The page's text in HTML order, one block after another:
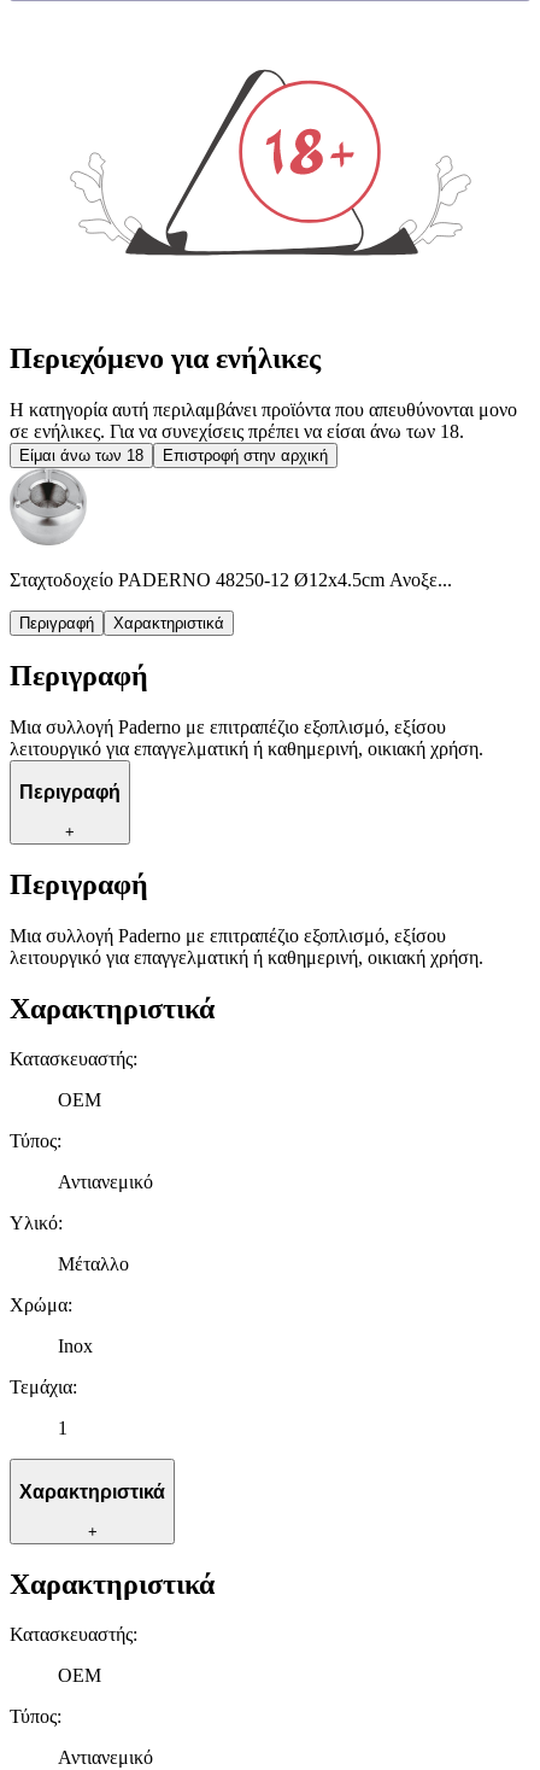
Περιεχόμενο για ενήλικες
Η κατηγορία αυτή περιλαμβάνει προϊόντα που απευθύνονται μονο
σε ενήλικες. Για να συνεχίσεις πρέπει να είσαι άνω των 18.
Είμαι άνω των 18 Επιστροφή στην αρχική
Σταχτοδοχείο PADERNO 48250-12 Ø12x4.5cm Ανοξε...
Περιγραφή Χαρακτηριστικά
Περιγραφή
Μια συλλογή Paderno με επιτραπέζιο εξοπλισμό, εξίσου
λειτουργικό για επαγγελματική ή καθημερινή, οικιακή χρήση.
Περιγραφή
+
Περιγραφή
Μια συλλογή Paderno με επιτραπέζιο εξοπλισμό, εξίσου
λειτουργικό για επαγγελματική ή καθημερινή, οικιακή χρήση.
Χαρακτηριστικά
Κατασκευαστής:
OEM
Τύπος:
Αντιανεμικό
Υλικό:
Μέταλλο
Χρώμα:
Inox
Τεμάχια:
1
Χαρακτηριστικά
+
Χαρακτηριστικά
Κατασκευαστής:
OEM
Τύπος:
Αντιανεμικό